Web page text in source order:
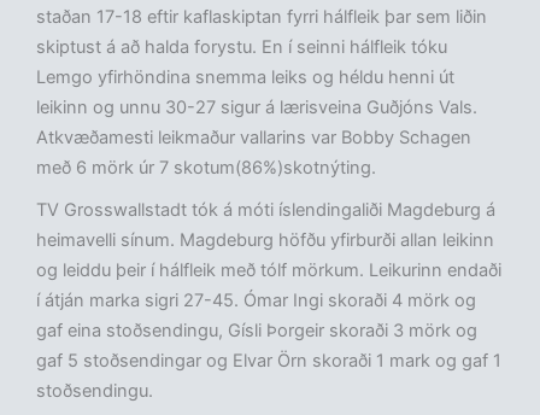
staðan 17-18 eftir kaflaskiptan fyrri hálfleik þar sem liðin
skiptust á að halda forystu. En í seinni hálfleik tóku
Lemgo yfirhöndina snemma leiks og héldu henni út
leikinn og unnu 30-27 sigur á lærisveina Guðjóns Vals.
Atkvæðamesti leikmaður vallarins var Bobby Schagen
með 6 mörk úr 7 skotum(86%)skotnýting.
TV Grosswallstadt tók á móti íslendingaliði Magdeburg á
heimavelli sínum. Magdeburg höfðu yfirburði allan leikinn
og leiddu þeir í hálfleik með tólf mörkum. Leikurinn endaði
í átján marka sigri 27-45. Ómar Ingi skoraði 4 mörk og
gaf eina stoðsendingu, Gísli Þorgeir skoraði 3 mörk og
gaf 5 stoðsendingar og Elvar Örn skoraði 1 mark og gaf 1
stoðsendingu.